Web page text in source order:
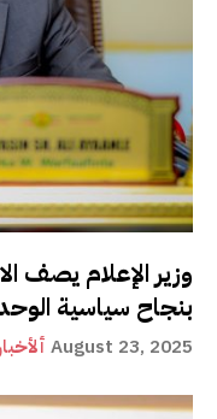
وزير الإعلام يصف
بنجاح سياسية
August 23, 2025